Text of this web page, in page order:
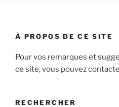
À PROPOS DE CE SITE
Pour vos remarques et
ce site, vous pouvez
RECHERCHER